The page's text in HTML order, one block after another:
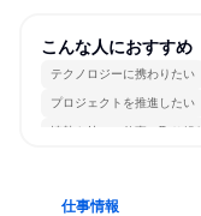
こんな人におすすめ
テクノロジーに携わりたい
プロジェクトを推進したい
情熱を持って仕事に取り組む
仕事情報